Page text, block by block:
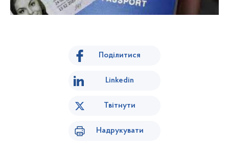
Поділитися
Linkedin
Твітнути
Надрукувати